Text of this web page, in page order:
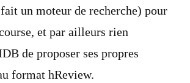
un moteur de recherche) pour
et par ailleurs rien
de proposer ses propres
format hReview.